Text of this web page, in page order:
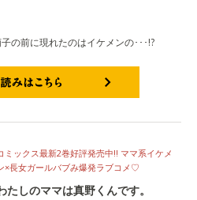
の前に現れたのはイケメンの･･･!?
ミックス最新2巻好評発売中!! ママ系イケメ
×長女ガールバブみ爆発ラブコメ♡
たしのママは真野くんです。